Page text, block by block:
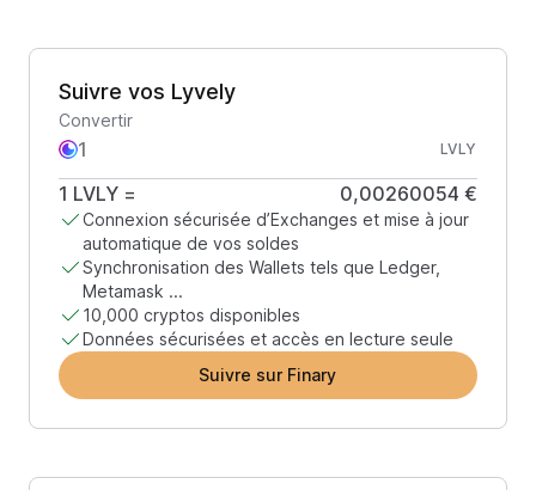
Suivre vos Lyvely
Convertir
LVLY
1 LVLY = 0,00260054 €
Connexion sécurisée d’Exchanges et mise à jour
automatique de vos soldes
Synchronisation des Wallets tels que Ledger,
Metamask ...
10,000 cryptos disponibles
Données sécurisées et accès en lecture seule
Suivre sur Finary